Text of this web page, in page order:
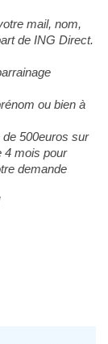
mail, nom,
de ING Direct.
ou bien à
500euros sur
4 mois pour
demande